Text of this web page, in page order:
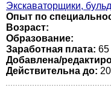
Экскаваторщики,
Опыт по
Возраст:
Образование:
Заработная плата: 65
Добавлена/
Действительна до: